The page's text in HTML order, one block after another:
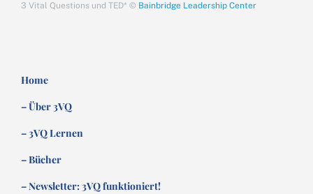
3 Vital Questions und TED* © Bainbridge Leadership Center
Home
– Über 3VQ
– 3VQ Lernen
– Bücher
– Newsletter: 3VQ funktioniert!